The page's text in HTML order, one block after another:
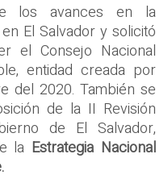
los avances en la
El Salvador y solicitó
el Consejo Nacional
entidad creada por
del 2020. También se
de la II Revisión
de El Salvador,
la Estrategia Nacional